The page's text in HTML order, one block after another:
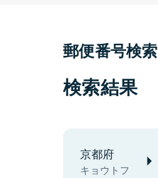
郵便番号検索
検索結果
京都府
キョウトフ